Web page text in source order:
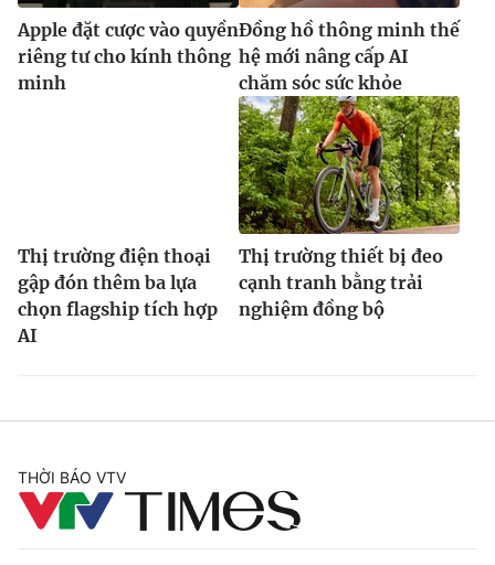
Apple đặt cược vào quyền
riêng tư cho kính thông
minh
Đồng hồ thông minh thế
hệ mới nâng cấp AI
chăm sóc sức khỏe
Thị trường điện thoại
gập đón thêm ba lựa
chọn flagship tích hợp
AI
Thị trường thiết bị đeo
cạnh tranh bằng trải
nghiệm đồng bộ
THỜI BÁO VTV